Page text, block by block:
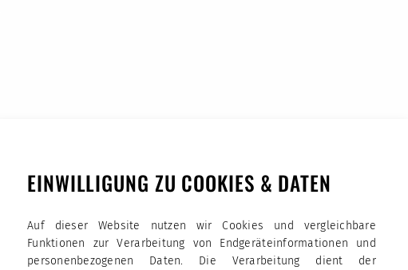
EINWILLIGUNG ZU COOKIES & DATEN
Auf dieser Website nutzen wir Cookies und vergleichbare
Funktionen zur Verarbeitung von Endgeräteinformationen und
personenbezogenen Daten. Die Verarbeitung dient der